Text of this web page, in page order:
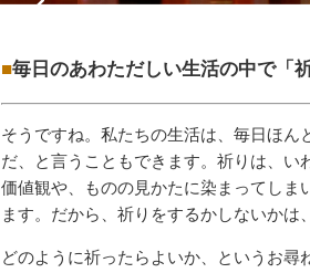
毎日のあわただしい生活の中で「
そうですね。私たちの生活は、毎日ほ
だ、と言うこともできます。祈りは、
価値観や、ものの見かたに染まってしま
ます。だから、祈りをするかしないか
どのように祈ったらよいか、というお尋